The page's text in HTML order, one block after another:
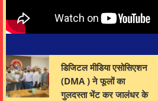
डिजिटल मीडिया एसोसिएशन
(DMA ) ने फूलों का
गुलदस्ता भेंट कर जालंधर के